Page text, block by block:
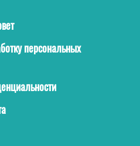
персональных